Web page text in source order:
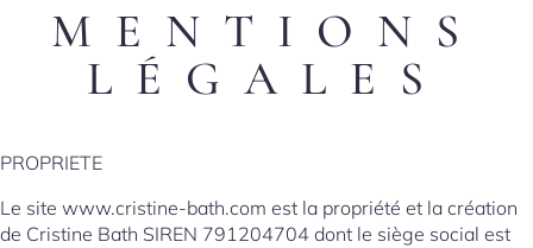
MENTIONS
LÉGALES
PROPRIETE
Le site www.cristine-bath.com est la propriété et la création
de Cristine Bath SIREN 791204704 dont le siège social est